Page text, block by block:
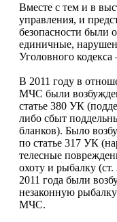
Вместе с тем и в
управления, и
безопасности были
единичные,
Уголовного
В 2011 году в
МЧС были
статье 380 УК
либо сбыт
бланков). Было
по статье 317 УК
телесные
охоту и рыбалку
2011 года были
незаконную
МЧС.